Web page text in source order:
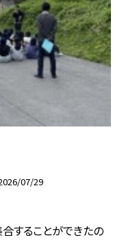
07/29
することができたの